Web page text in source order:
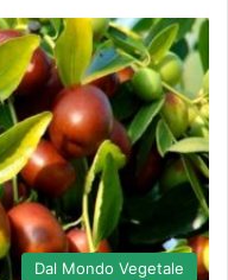
Dal Mondo Vegetale